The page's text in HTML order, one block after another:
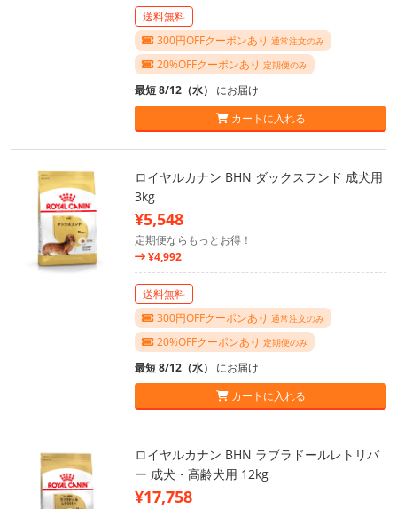
送料無料
300円OFFクーポンあり 通常注文のみ
20%OFFクーポンあり 定期便のみ
最短 8/12（水） にお届け
カートに入れる
ロイヤルカナン BHN ダックスフンド 成犬用
3kg
¥5,548
定期便ならもっとお得！
¥4,992
送料無料
300円OFFクーポンあり 通常注文のみ
20%OFFクーポンあり 定期便のみ
最短 8/12（水） にお届け
カートに入れる
ロイヤルカナン BHN ラブラドールレトリバ
ー 成犬・高齢犬用 12kg
¥17,758